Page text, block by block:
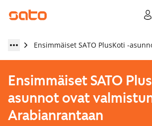
Ensimmäiset SATO
asunnot ovat
Arabianrantaan